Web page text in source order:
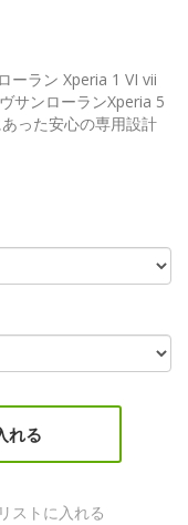
ーラン Xperia 1 VI vii
サンローランXperia 5
った安心の専用設計
れる
ストに入れる